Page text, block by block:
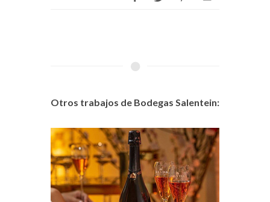
Otros trabajos de Bodegas Salentein: